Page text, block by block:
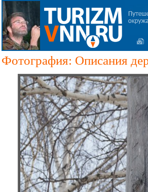
Фотография: Описания